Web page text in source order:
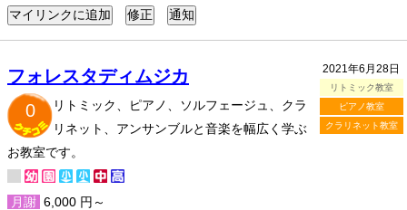
2021年6月28日
リトミック教室
ピアノ教室
クラリネット教室
フォレスタディムジカ
0
リトミック、ピアノ、ソルフェージュ、クラ
リネット、アンサンブルと音楽を幅広く学ぶ
お教室です。
月謝 6,000 円～